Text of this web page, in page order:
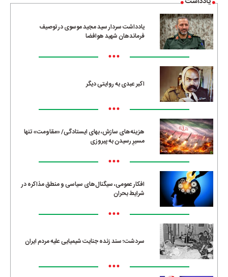
یادداشت سردار سید مجید موسوی در توصیف
فرماندهان شهید هوافضا
•••
اکبر عبدی به روایتی دیگر
•••
هزینه‌های سازش، بهای ایستادگی/ «مقاومت» تنها
مسیرِ رسیدن به پیروزی
•••
افکار عمومی، سیگنال‌های سیاسی و منطق مذاکره در
شرایط بحران
•••
سردشت؛ سند زنده جنایت شیمیایی علیه مردم ایران
•••